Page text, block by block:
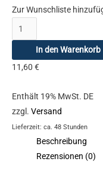
Zur Wunschliste
In den Warenkorb
11,60 €
Enthält 19% MwSt. DE
zzgl. Versand
Lieferzeit: ca. 48 Stunden
Beschreibung
Rezensionen (0)